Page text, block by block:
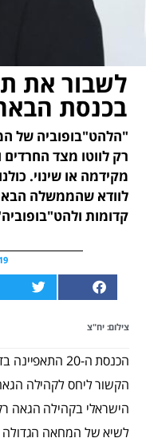
לשבור את
בכנסת
"הלהט"בופוביה של
רק לווטו מצד
מקידמה או שינוי.
לוודא שהממשלה
קדומות
צילום: יח"צ
הכנסת ה-20
הקשור ליחס לקהילה
הישראלי בקהילה הגאה
לשיא של המחאה הגדולה